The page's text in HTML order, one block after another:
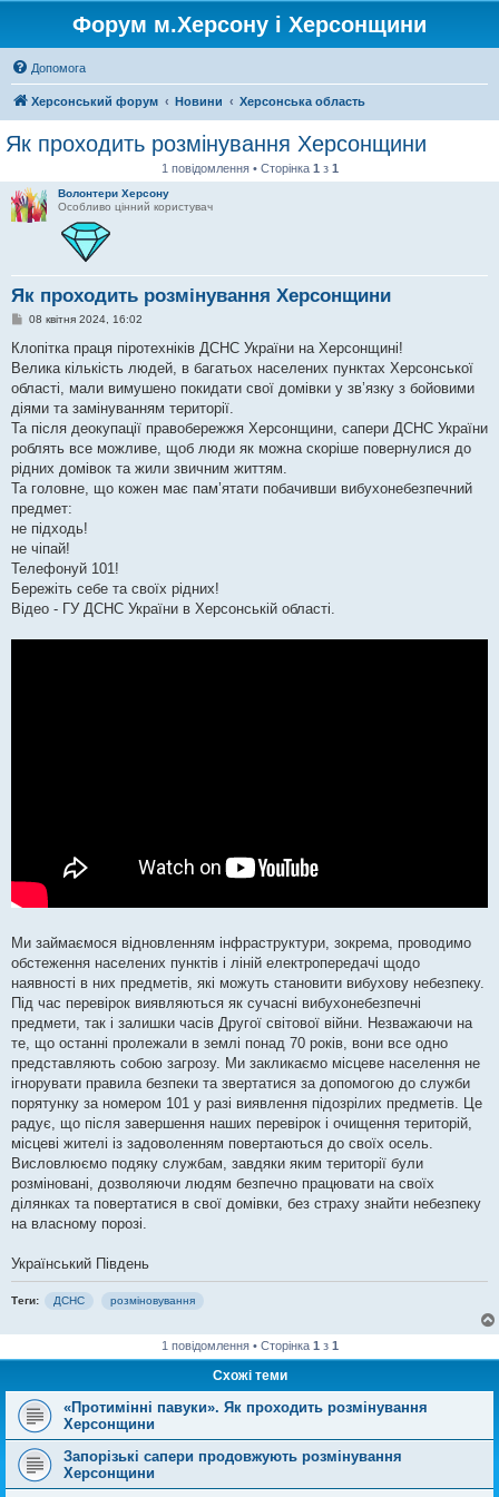
Форум м.Херсону і Херсонщини
Допомога
Херсонський форум Новини Херсонська область
Як проходить розмінування Херсонщини
1 повідомлення • Сторінка 1 з 1
Волонтери Херсону
Особливо цінний користувач
Як проходить розмінування Херсонщини
П
в
д
о
л
е
н
я
08 квітня 2024, 16:02
Клопітка праця піротехніків ДСНС України на Херсонщині!
Велика кількість людей, в багатьох населених пунктах Херсонської
області, мали вимушено покидати свої домівки у зв’язку з бойовими
діями та замінуванням території.
Та після деокупації правобережжя Херсонщини, сапери ДСНС України
роблять все можливе, щоб люди як можна скоріше повернулися до
рідних домівок та жили звичним життям.
Та головне, що кожен має пам’ятати побачивши вибухонебезпечний
предмет:
не підходь!
не чіпай!
Телефонуй 101!
Бережіть себе та своїх рідних!
Відео - ГУ ДСНС України в Херсонській області.
Ми займаємося відновленням інфраструктури, зокрема, проводимо
обстеження населених пунктів і ліній електропередачі щодо
наявності в них предметів, які можуть становити вибухову небезпеку.
Під час перевірок виявляються як сучасні вибухонебезпечні
предмети, так і залишки часів Другої світової війни. Незважаючи на
те, що останні пролежали в землі понад 70 років, вони все одно
представляють собою загрозу. Ми закликаємо місцеве населення не
ігнорувати правила безпеки та звертатися за допомогою до служби
порятунку за номером 101 у разі виявлення підозрілих предметів. Це
радує, що після завершення наших перевірок і очищення територій,
місцеві жителі із задоволенням повертаються до своїх осель.
Висловлюємо подяку службам, завдяки яким території були
розміновані, дозволяючи людям безпечно працювати на своїх
ділянках та повертатися в свої домівки, без страху знайти небезпеку
на власному порозі.
Український Південь
Теги: ДСНС розміновування
1 повідомлення • Сторінка 1 з 1
Схожі теми
«Протимінні павуки». Як проходить розмінування
Херсонщини
Запорізькі сапери продовжують розмінування
Херсонщини